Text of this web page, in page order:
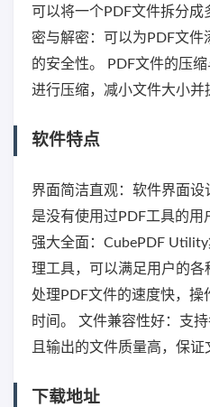
可以将一个PDF文件拆分成
密与解密：可以为PDF文
的安全性。 PDF文件的压
进行压缩，减小文件大小并
软件特点
界面简洁直观：软件界面
是没有使用过PDF工具的
强大全面：CubePDF
理工具，可以满足用户的
处理PDF文件的速度快，操
时间。 文件兼容性好：支
且输出的文件质量高，保证
下载地址